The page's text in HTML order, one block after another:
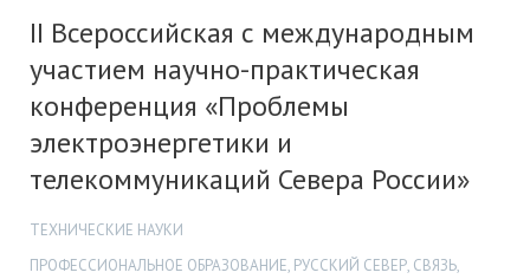
II Всероссийская с международным
участием научно-практическая
конференция «Проблемы
электроэнергетики и
телекоммуникаций Севера России»
ТЕХНИЧЕСКИЕ НАУКИ
ПРОФЕССИОНАЛЬНОЕ ОБРАЗОВАНИЕ, РУССКИЙ СЕВЕР, СВЯЗЬ,